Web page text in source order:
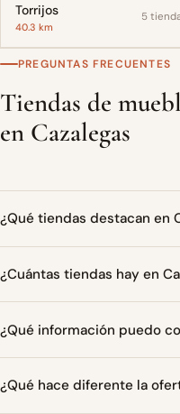
Torrijos
40.3 km
5
PREGUNTAS FRECUENTES
Tiendas de
en Cazalegas
¿Qué tiendas destacan en
¿Cuántas tiendas hay en
¿Qué información puedo
¿Qué hace diferente la